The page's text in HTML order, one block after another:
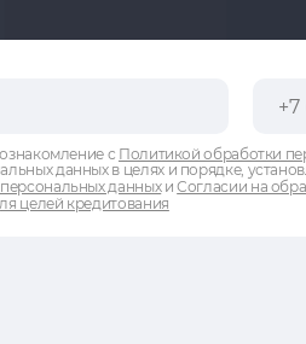
с Политикой обработки
данных в целях и порядке,
данныхиСогласии на
целей кредитования